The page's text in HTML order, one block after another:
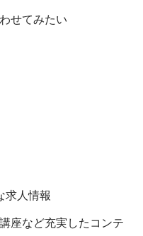
せてみたい
求人情報
座など充実したコンテ